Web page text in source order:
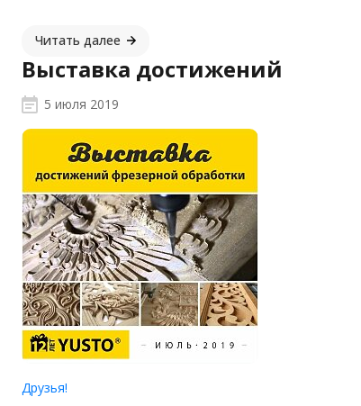
Читать далее
Выставка достижений
5 июля 2019
Друзья!